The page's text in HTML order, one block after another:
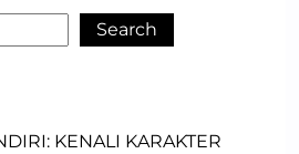
Search
KENALI KARAKTER